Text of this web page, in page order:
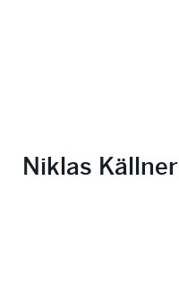
Niklas Källner